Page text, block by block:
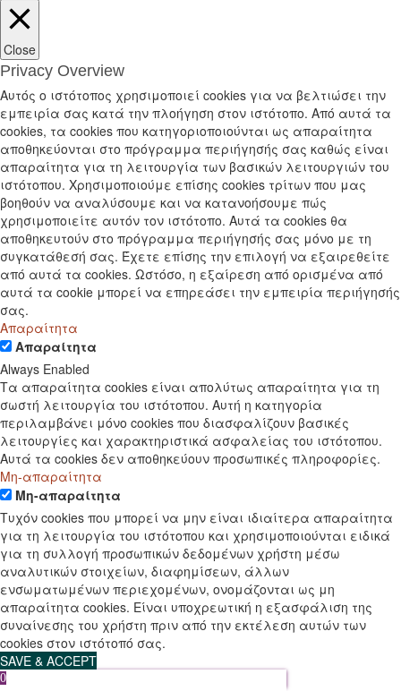
Close
Privacy Overview
Αυτός ο ιστότοπος χρησιμοποιεί cookies για να βελτιώσει την
εμπειρία σας κατά την πλοήγηση στον ιστότοπο. Από αυτά τα
cookies, τα cookies που κατηγοριοποιούνται ως απαραίτητα
αποθηκεύονται στο πρόγραμμα περιήγησής σας καθώς είναι
απαραίτητα για τη λειτουργία των βασικών λειτουργιών του
ιστότοπου. Χρησιμοποιούμε επίσης cookies τρίτων που μας
βοηθούν να αναλύσουμε και να κατανοήσουμε πώς
χρησιμοποιείτε αυτόν τον ιστότοπο. Αυτά τα cookies θα
αποθηκευτούν στο πρόγραμμα περιήγησής σας μόνο με τη
συγκατάθεσή σας. Έχετε επίσης την επιλογή να εξαιρεθείτε
από αυτά τα cookies. Ωστόσο, η εξαίρεση από ορισμένα από
αυτά τα cookie μπορεί να επηρεάσει την εμπειρία περιήγησής
σας.
Απαραίτητα
Απαραίτητα
Always Enabled
Τα απαραίτητα cookies είναι απολύτως απαραίτητα για τη
σωστή λειτουργία του ιστότοπου. Αυτή η κατηγορία
περιλαμβάνει μόνο cookies που διασφαλίζουν βασικές
λειτουργίες και χαρακτηριστικά ασφαλείας του ιστότοπου.
Αυτά τα cookies δεν αποθηκεύουν προσωπικές πληροφορίες.
Μη-απαραίτητα
Μη-απαραίτητα
Τυχόν cookies που μπορεί να μην είναι ιδιαίτερα απαραίτητα
για τη λειτουργία του ιστότοπου και χρησιμοποιούνται ειδικά
για τη συλλογή προσωπικών δεδομένων χρήστη μέσω
αναλυτικών στοιχείων, διαφημίσεων, άλλων
ενσωματωμένων περιεχομένων, ονομάζονται ως μη
απαραίτητα cookies. Είναι υποχρεωτική η εξασφάλιση της
συναίνεσης του χρήστη πριν από την εκτέλεση αυτών των
cookies στον ιστότοπό σας.
SAVE & ACCEPT
0